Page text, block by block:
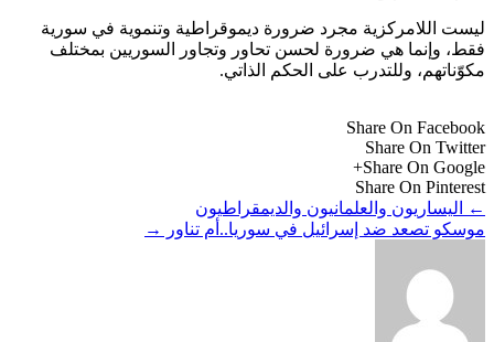
ليست اللامركزية مجرد ضرورة ديموقراطية وتنموية في سورية
فقط، وإنما هي ضرورة لحسن تحاور وتجاور السوريين بمختلف
مكوّناتهم، وللتدرب على الحكم الذاتي.
Share On Facebook
Share On Twitter
Share On Google+
Share On Pinterest
←
اليساريون والعلمانيون والديمقراطيون
موسكو تصعد ضد إسرائيل في سوريا..أم تناور
→